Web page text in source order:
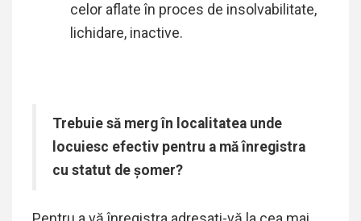
celor aflate în proces de insolvabilitate,
lichidare, inactive.
Trebuie să merg în localitatea unde
locuiesc efectiv pentru a mă înregistra
cu statut de șomer?